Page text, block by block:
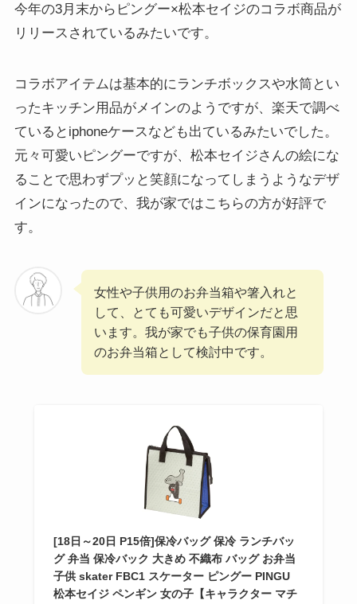
今年の3月末からピングー×松本セイジのコラボ商品が
リリースされているみたいです。
コラボアイテムは基本的にランチボックスや水筒とい
ったキッチン用品がメインのようですが、楽天で調べ
ているとiphoneケースなども出ているみたいでした。
元々可愛いピングーですが、松本セイジさんの絵にな
ることで思わずプッと笑顔になってしまうようなデザ
インになったので、我が家ではこちらの方が好評で
す。
女性や子供用のお弁当箱や箸入れと
して、とても可愛いデザインだと思
います。我が家でも子供の保育園用
のお弁当箱として検討中です。
[18日～20日 P15倍]保冷バッグ 保冷 ランチバッ
グ 弁当 保冷バック 大きめ 不織布 バッグ お弁当
子供 skater FBC1 スケーター ピングー PINGU
松本セイジ ペンギン 女の子【キャラクター マチ